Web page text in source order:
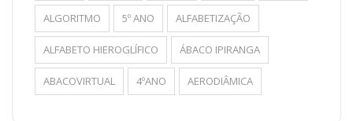
ALGORITMO 5º ANO ALFABETIZAÇÃO
ALFABETO HIEROGLÍFICO ÁBACO IPIRANGA
ABACOVIRTUAL 4ºANO AERODIÂMICA